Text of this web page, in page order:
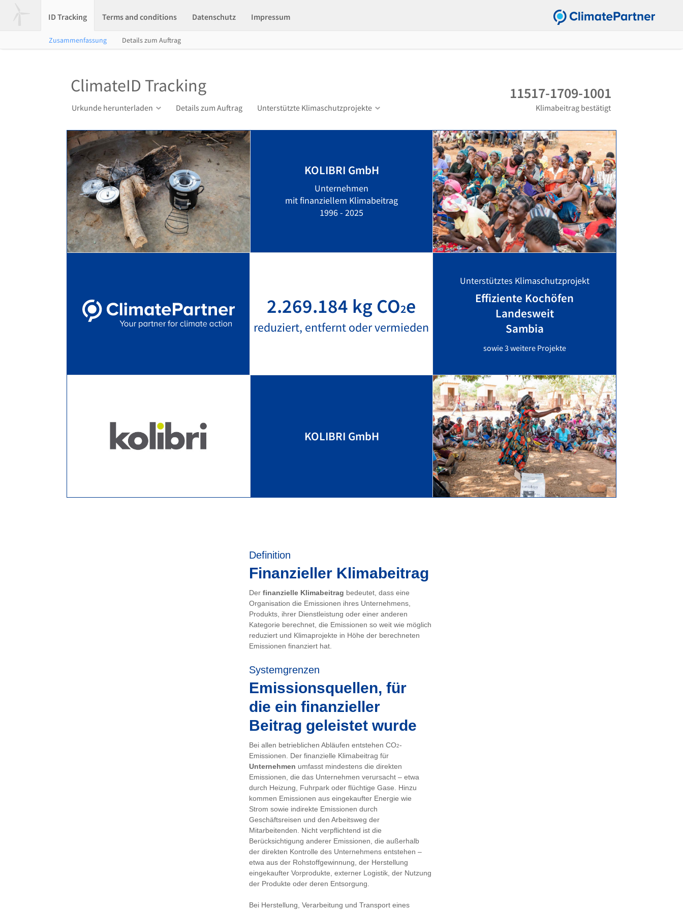
ID Tracking Terms and conditions Datenschutz Impressum
Zusammenfassung Details zum Auftrag
ClimateID Tracking
Urkunde herunterladen Details zum Auftrag Unterstützte Klimaschutzprojekte
11517-1709-1001
Klimabeitrag bestätigt
KOLIBRI GmbH
Unternehmen
mit finanziellem Klimabeitrag
1996 - 2025
2.269.184 kg CO2e
reduziert, entfernt oder vermieden
Unterstütztes Klimaschutzprojekt
Effiziente Kochöfen
Landesweit
Sambia
sowie 3 weitere Projekte
KOLIBRI GmbH
Definition
Finanzieller Klimabeitrag
Der finanzielle Klimabeitrag bedeutet, dass eine
Organisation die Emissionen ihres Unternehmens,
Produkts, ihrer Dienstleistung oder einer anderen
Kategorie berechnet, die Emissionen so weit wie möglich
reduziert und Klimaprojekte in Höhe der berechneten
Emissionen finanziert hat.
Systemgrenzen
Emissionsquellen, für
die ein finanzieller
Beitrag geleistet wurde
Bei allen betrieblichen Abläufen entstehen CO2-
Emissionen. Der finanzielle Klimabeitrag für
Unternehmen umfasst mindestens die direkten
Emissionen, die das Unternehmen verursacht – etwa
durch Heizung, Fuhrpark oder flüchtige Gase. Hinzu
kommen Emissionen aus eingekaufter Energie wie
Strom sowie indirekte Emissionen durch
Geschäftsreisen und den Arbeitsweg der
Mitarbeitenden. Nicht verpflichtend ist die
Berücksichtigung anderer Emissionen, die außerhalb
der direkten Kontrolle des Unternehmens entstehen –
etwa aus der Rohstoffgewinnung, der Herstellung
eingekaufter Vorprodukte, externer Logistik, der Nutzung
der Produkte oder deren Entsorgung.
Bei Herstellung, Verarbeitung und Transport eines